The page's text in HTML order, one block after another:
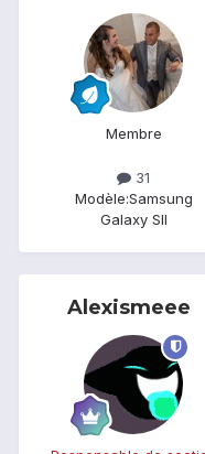
Membre
31
Modèle:Samsung
Galaxy SII
Alexismeee